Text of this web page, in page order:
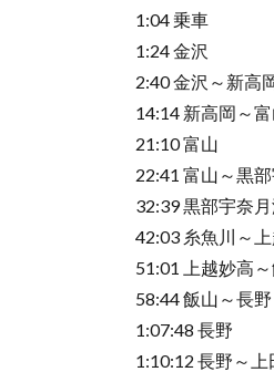
1:04 乗車
1:24 金沢
2:40 金沢～新高
14:14 新高岡～
21:10 富山
22:41 富山～黒
32:39 黒部宇奈
42:03 糸魚川～
51:01 上越妙高
58:44 飯山～長野
1:07:48 長野
1:10:12 長野～上